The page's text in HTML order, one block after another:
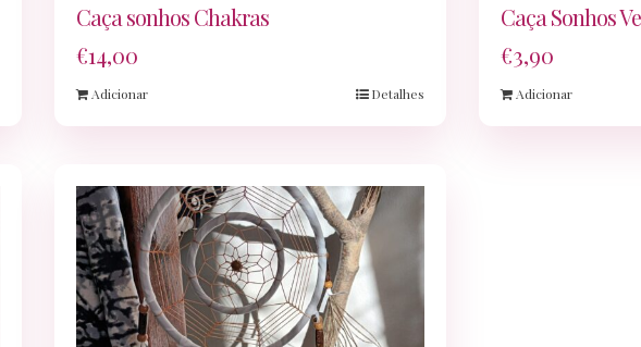
Caça sonhos Chakras
€14,00
Adicionar Detalhes
Caça Sonhos
€3,90
Adicionar